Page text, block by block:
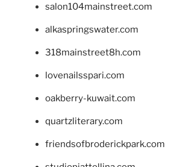
salon104mainstreet.com
alkaspringswater.com
318mainstreet8h.com
lovenailsspari.com
oakberry-kuwait.com
quartzliterary.com
friendsofbroderickpark.com